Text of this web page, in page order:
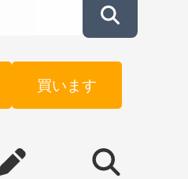
買います